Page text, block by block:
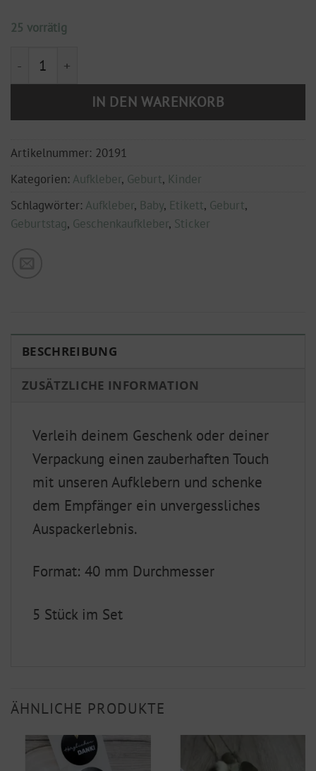
25 vorrätig
Aufkleber "Hallo Baby" (5 Stück im Set) Menge
IN DEN WARENKORB
Artikelnummer: 20191
Kategorien: Aufkleber, Geburt, Kinder
Schlagwörter: Aufkleber, Baby, Etikett, Geburt,
Geburtstag, Geschenkaufkleber, Sticker
BESCHREIBUNG
ZUSÄTZLICHE INFORMATION
Verleih deinem Geschenk oder deiner
Verpackung einen zauberhaften Touch
mit unseren Aufklebern und schenke
dem Empfänger ein unvergessliches
Auspackerlebnis.
Format: 40 mm Durchmesser
5 Stück im Set
ÄHNLICHE PRODUKTE